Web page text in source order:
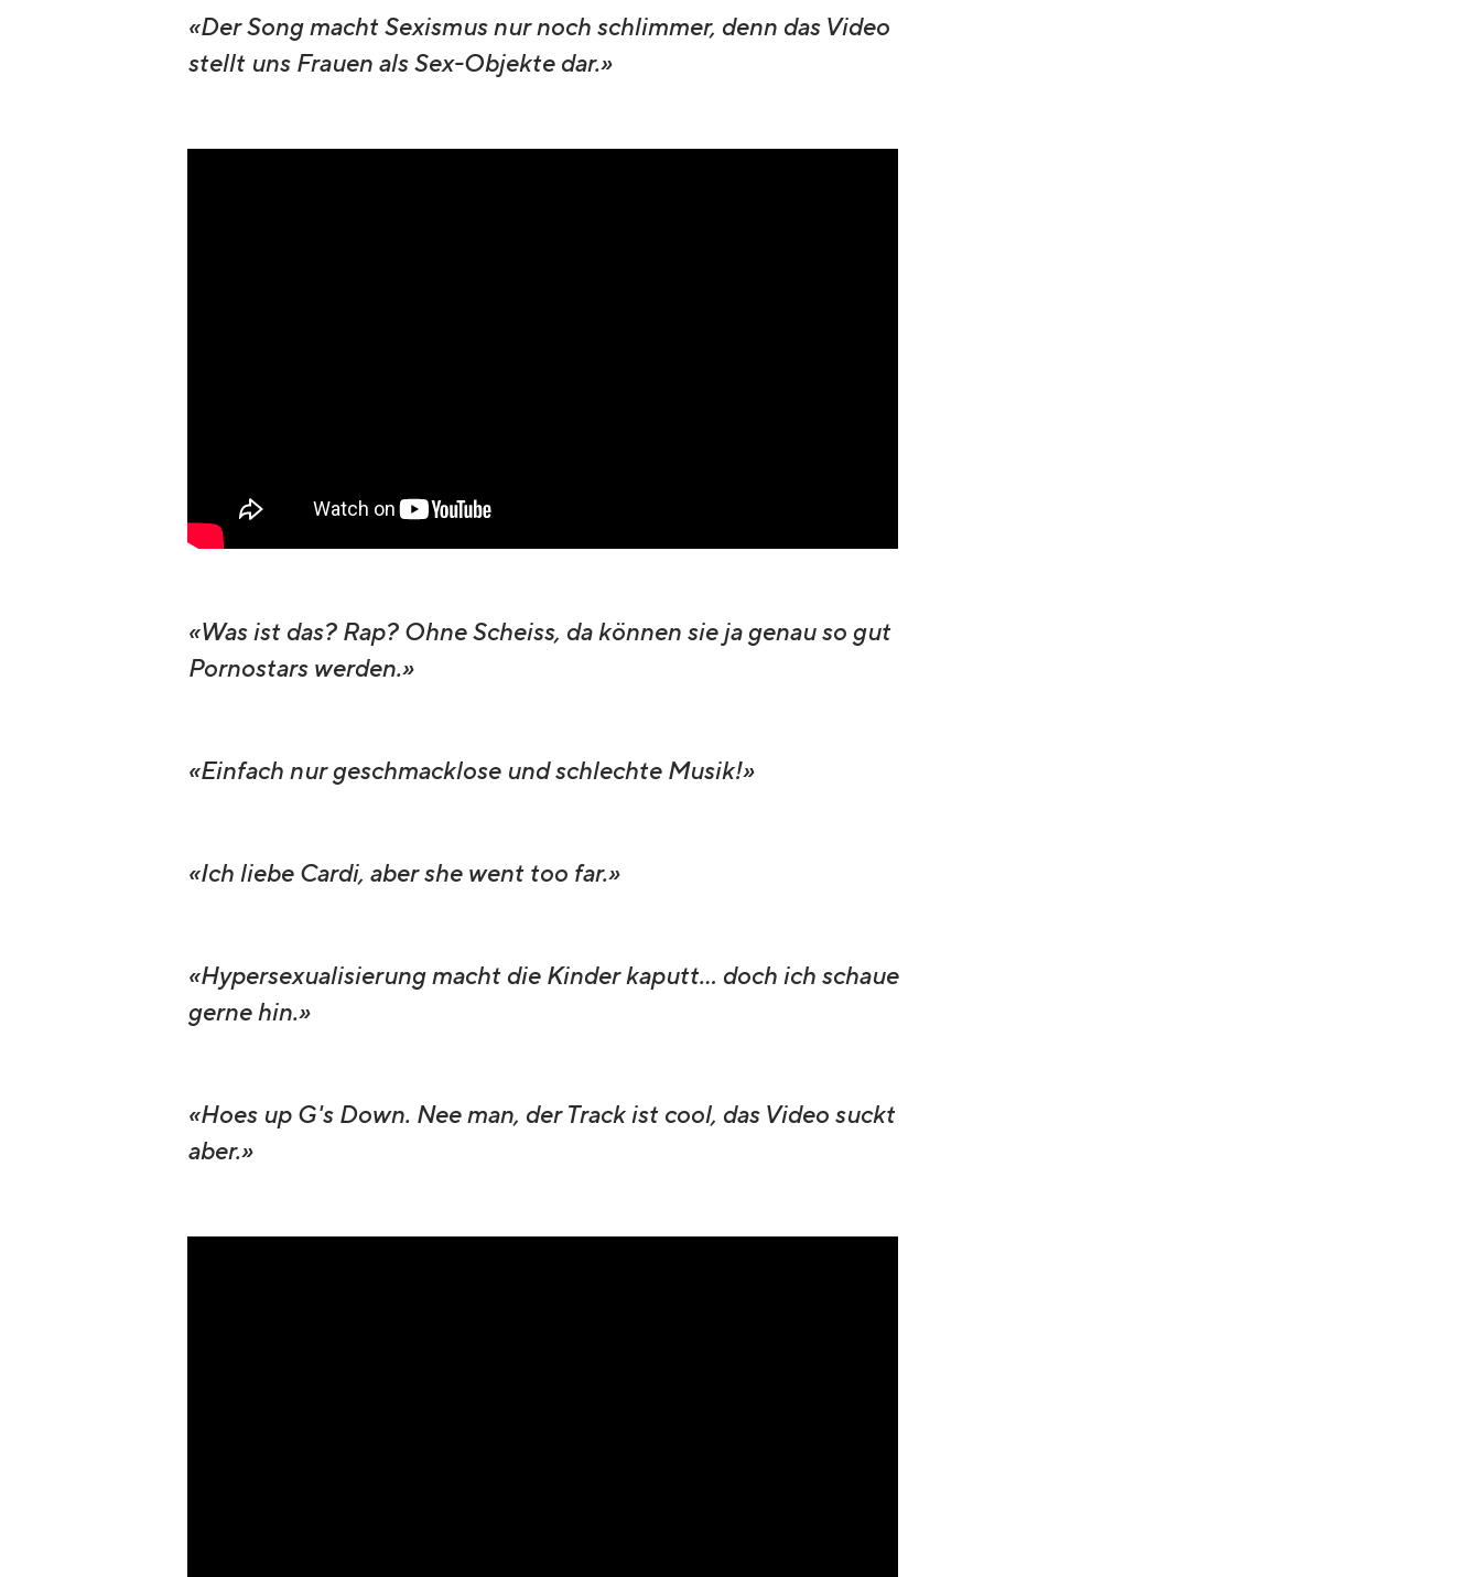
«Der Song macht Sexismus nur noch schlimmer, denn das Video
stellt uns Frauen als Sex-Objekte dar.»
«Was ist das? Rap? Ohne Scheiss, da können sie ja genau so gut
Pornostars werden.»
«Einfach nur geschmacklose und schlechte Musik!»
«Ich liebe Cardi, aber she went too far.»
«Hypersexualisierung macht die Kinder kaputt... doch ich schaue
gerne hin.»
«Hoes up G's Down. Nee man, der Track ist cool, das Video suckt
aber.»